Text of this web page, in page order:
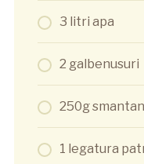
3 litri apa
2 galbenusuri
250g
1 legatura